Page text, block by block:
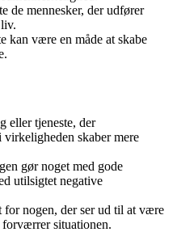
mennesker, der udfører
kan være en måde at skabe
eller tjeneste, der
skaber mere
gør noget med gode
utilsigtet negative
for nogen, der ser ud til at være
situationen.